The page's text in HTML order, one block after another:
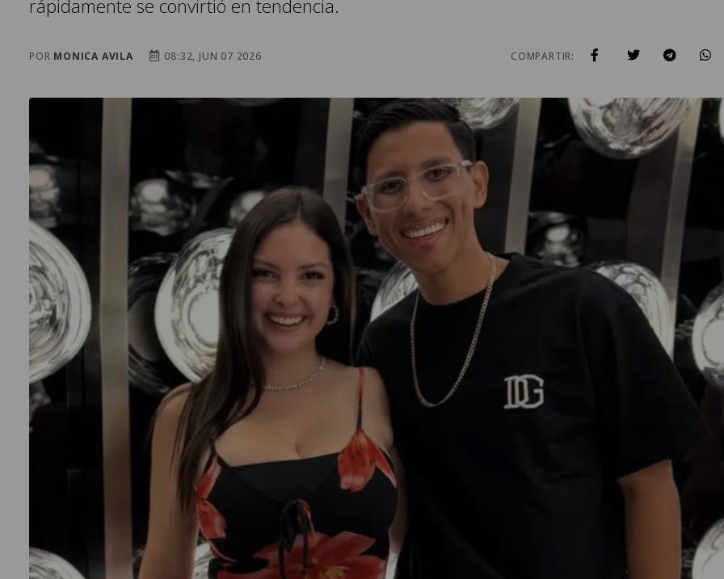
rápidamente se convirtió en tendencia.
POR MONICA AVILA 08:32, JUN 07 2026 COMPARTIR: